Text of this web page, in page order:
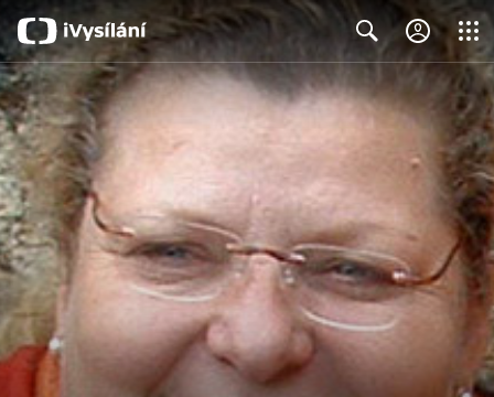
Search Close